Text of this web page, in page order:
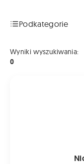
Podkategorie
Wyniki wyszukiwania:
0